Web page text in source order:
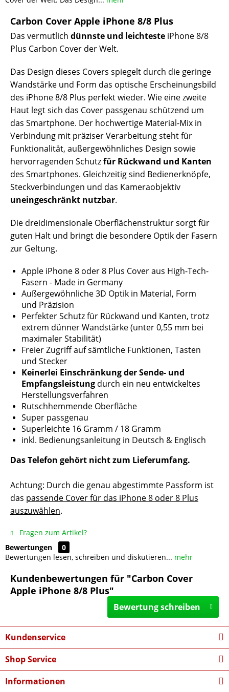
Carbon Cover Apple iPhone 8/8 Plus
Das vermutlich dünnste und leichteste iPhone 8/8
Plus Carbon Cover der Welt.
Das Design dieses Covers spiegelt durch die geringe
Wandstärke und Form das optische Erscheinungsbild
des iPhone 8/8 Plus perfekt wieder. Wie eine zweite
Haut legt sich das Cover passgenau schützend um
das Smartphone. Der hochwertige Material-Mix in
Verbindung mit präziser Verarbeitung steht für
Funktionalität, außergewöhnliches Design sowie
hervorragenden Schutzfür Rückwand und Kanten
des Smartphones. Gleichzeitig sind Bedienerknöpfe,
Steckverbindungen und das Kameraobjektiv
uneingeschränkt nutzbar.
Die dreidimensionale Oberflächenstruktur sorgt für
guten Halt und bringt die besondere Optik der Fasern
zur Geltung.
Apple iPhone 8 oder 8 Plus Cover aus High-Tech-
Fasern - Made in Germany
Außergewöhnliche 3D Optik in Material, Form
und Präzision
Perfekter Schutz für Rückwand und Kanten, trotz
extrem dünner Wandstärke (unter 0,55 mm bei
maximaler Stabilität)
Freier Zugriff auf sämtliche Funktionen, Tasten
und Stecker
Keinerlei Einschränkung der Sende- und
Empfangsleistung durch ein neu entwickeltes
Herstellungsverfahren
Rutschhemmende Oberfläche
Super passgenau
Superleichte 16 Gramm / 18 Gramm
inkl. Bedienungsanleitung in Deutsch & Englisch
Das Telefon gehört nicht zum Lieferumfang.
Achtung: Durch die genau abgestimmte Passform ist
das passende Cover für das iPhone 8 oder 8 Plus
auszuwählen.
Fragen zum Artikel?
Bewertungen
0
Bewertungen lesen, schreiben und diskutieren... mehr
Kundenbewertungen für "Carbon Cover
Apple iPhone 8/8 Plus"
Bewertung schreiben
Kundenservice
Shop Service
Informationen